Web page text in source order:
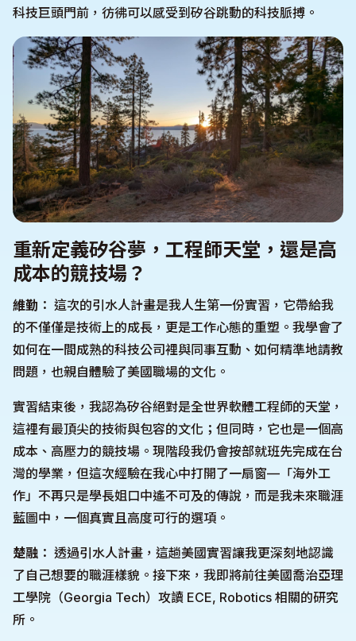
科技巨頭門前，彷彿可以感受到矽谷跳動的科技脈搏。
重新定義矽谷夢，工程師天堂，還是高
成本的競技場？
維勤 ： 這次的引水人計畫是我人生第一份實習，它帶給我
的不僅僅是技術上的成長，更是工作心態的重塑。我學會了
如何在一間成熟的科技公司裡與同事互動、如何精準地請教
問題，也親自體驗了美國職場的文化。
實習結束後，我認為矽谷絕對是全世界軟體工程師的天堂，
這裡有最頂尖的技術與包容的文化；但同時，它也是一個高
成本、高壓力的競技場。現階段我仍會按部就班先完成在台
灣的學業，但這次經驗在我心中打開了一扇窗—「海外工
作」不再只是學長姐口中遙不可及的傳說，而是我未來職涯
藍圖中，一個真實且高度可行的選項。
楚融 ： 透過引水人計畫，這趟美國實習讓我更深刻地認識
了自己想要的職涯樣貌。接下來，我即將前往美國喬治亞理
工學院（Georgia Tech）攻讀 ECE, Robotics 相關的研究
所。